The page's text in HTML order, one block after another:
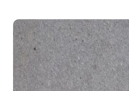
Madrid el...